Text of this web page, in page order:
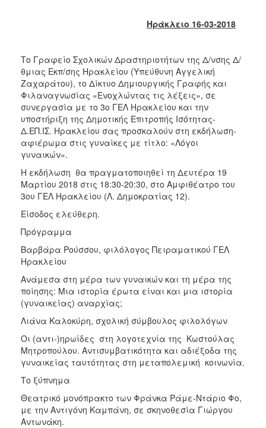
2013
2012
2011
2010
2006
ΤΟΠΟΣ
ΠΟΛΙΤΙΣΜΟΣ
ΑΝΘΕΚΤΙΚΗ
ΠΟΛΗ
Ηράκλειο 16-03-2018
Το Γραφείο Σχολικών Δραστηριοτήτων της Δ/νσης Δ/
θμιας Εκπ/σης Ηρακλείου (Υπεύθυνη Αγγελική
Ζαχαράτου), το Δίκτυο Δημιουργικής Γραφής και
Φιλαναγνωσίας «Ενοχλώντας τις λέξεις», σε
συνεργασία με το 3ο ΓΕΛ Ηρακλείου και την
υποστήριξη της Δημοτικής Επιτροπής Ισότητας-
Δ.ΕΠ.ΙΣ. Ηρακλείου σας προσκαλούν στη εκδήλωση-
αφιέρωμα στις γυναίκες με τίτλο: «Λόγοι
γυναικών».
Η εκδήλωση θα πραγματοποιηθεί τη Δευτέρα 19
Μαρτίου 2018 στις 18:30-20:30, στο Αμφιθέατρο του
3ου ΓΕΛ Ηρακλείου (Λ. Δημοκρατίας 12).
Είσοδος ελεύθερη.
Πρόγραμμα
Βαρβάρα Ρούσσου, φιλόλογος Πειραματικού ΓΕΛ
Ηρακλείου
Ανάμεσα στη μέρα των γυναικών και τη μέρα της
ποίησης: Μια ιστορία έρωτα είναι και μια ιστορία
(γυναικείας) αναρχίας;
Λιάνα Καλοκύρη, σχολική σύμβουλος φιλολόγων
Οι (αντι-)ηρωίδες στη λογοτεχνία της Κωστούλας
Μητροπούλου. Αντισυμβατικότητα και αδιέξοδα της
γυναικείας ταυτότητας στη μεταπολεμική κοινωνία.
Το ξύπνημα
Θεατρικό μονόπρακτο των Φράνκα Ράμε-Ντάριο Φο,
με την Αντιγόνη Καμπάνη, σε σκηνοθεσία Γιώργου
Αντωνάκη.